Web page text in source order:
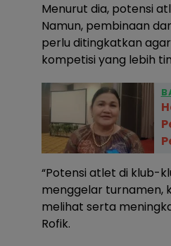
Menurut dia, potensi
Namun, pembinaan
perlu ditingkatkan
kompetisi yang lebih
“Potensi atlet di klub-
menggelar turnamen,
melihat serta
Rofik.